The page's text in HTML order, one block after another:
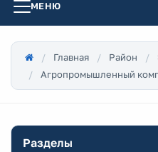
МЕНЮ
Главная Район
Агропромышленный
Разделы